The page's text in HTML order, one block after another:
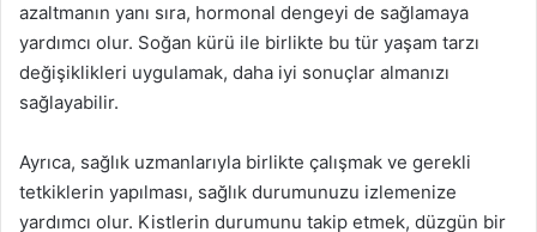
azaltmanın yanı sıra, hormonal dengeyi de sağlamaya
yardımcı olur. Soğan kürü ile birlikte bu tür yaşam tarzı
değişiklikleri uygulamak, daha iyi sonuçlar almanızı
sağlayabilir.
Ayrıca, sağlık uzmanlarıyla birlikte çalışmak ve gerekli
tetkiklerin yapılması, sağlık durumunuzu izlemenize
yardımcı olur. Kistlerin durumunu takip etmek, düzgün bir